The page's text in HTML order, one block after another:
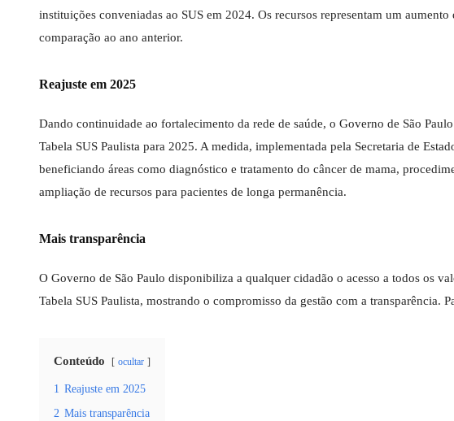
instituições conveniadas ao SUS em 2024. Os recursos representam um
comparação ao ano anterior.
Reajuste em 2025
Dando continuidade ao fortalecimento da rede de saúde, o Governo de São
Tabela SUS Paulista para 2025. A medida, implementada pela Secretaria de
beneficiando áreas como diagnóstico e tratamento do câncer de mama,
ampliação de recursos para pacientes de longa permanência.
Mais transparência
O Governo de São Paulo disponibiliza a qualquer cidadão o acesso a todos os
Tabela SUS Paulista, mostrando o compromisso da gestão com a transparência.
Conteúdo ocultar
1 Reajuste em 2025
2 Mais transparência